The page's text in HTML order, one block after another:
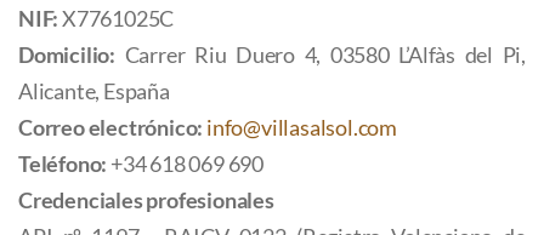
NIF:X7761025C
Domicilio: Carrer Riu Duero 4, 03580 L’Alfàs del Pi,
Alicante, España
Correo electrónico: info@villasalsol.com
Teléfono: +34 618 069 690
Credenciales profesionales